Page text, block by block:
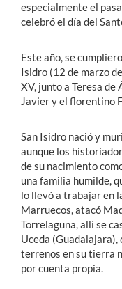
especialmente el
celebró el día del
Este año, se
Isidro (12 de marzo
XV, junto a Teresa de
Javier y el florentino
San Isidro nació y
aunque los
de su nacimiento
una familia humilde,
lo llevó a trabajar en
Marruecos, atacó
Torrelaguna, allí se
Uceda
terrenos en su tierra
por cuenta propia.